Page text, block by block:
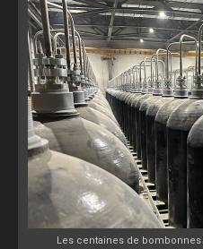
Les centaines de